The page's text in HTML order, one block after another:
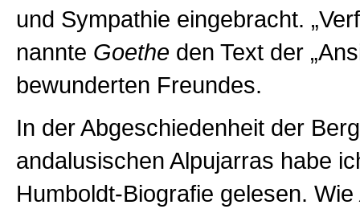
und Sympathie eingebracht.
nannte Goethe den Text der
bewunderten Freundes.
In der Abgeschiedenheit der
andalusischen Alpujarras habe
Humboldt-Biografie gelesen. Wie